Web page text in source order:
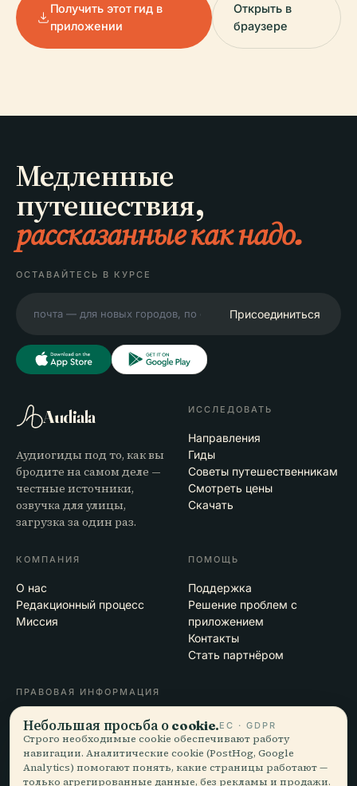
Получить этот гид в
приложении
Открыть в
браузере
Медленные
путешествия,
рассказанные как надо.
ОСТАВАЙТЕСЬ В КУРСЕ
Присоединиться
Audiala
Аудиогиды под то, как вы
бродите на самом деле —
честные источники,
озвучка для улицы,
загрузка за один раз.
ИССЛЕДОВАТЬ
Направления
Гиды
Советы путешественникам
Смотреть цены
Скачать
КОМПАНИЯ
О нас
Редакционный процесс
Миссия
ПОМОЩЬ
Поддержка
Решение проблем с
приложением
Контакты
Стать партнёром
ПРАВОВАЯ ИНФОРМАЦИЯ
Конфиденциальность
Условия
Настройки cookie
Удалить аккаунт
Небольшая просьба о cookie.ЕС · GDPR
Строго необходимые cookie обеспечивают работу
навигации. Аналитические cookie (PostHog, Google
Analytics) помогают понять, какие страницы работают —
только агрегированные данные, без рекламы и продажи.